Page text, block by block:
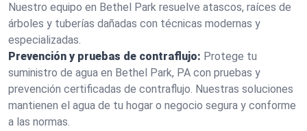
Nuestro equipo en Bethel Park resuelve atascos, raíces de
árboles y tuberías dañadas con técnicas modernas y
especializadas.
Prevención y pruebas de contraflujo: Protege tu
suministro de agua en Bethel Park, PA con pruebas y
prevención certificadas de contraflujo. Nuestras soluciones
mantienen el agua de tu hogar o negocio segura y conforme
a las normas.